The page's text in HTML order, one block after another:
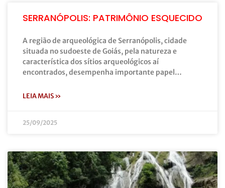
SERRANÓPOLIS: PATRIMÔNIO ESQUECIDO
A região de arqueológica de Serranópolis, cidade
situada no sudoeste de Goiás, pela natureza e
característica dos sítios arqueológicos aí
encontrados, desempenha importante papel…
LEIA MAIS »
25/09/2025